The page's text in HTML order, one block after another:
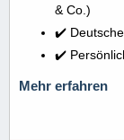
& Co.)
✔️ Deutsche
✔️
Mehr erfahren